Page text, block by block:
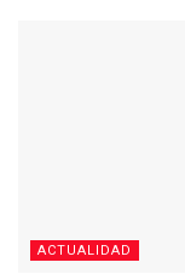
ACTUALIDAD